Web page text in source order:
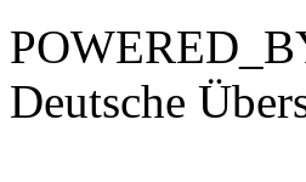
Deutsche